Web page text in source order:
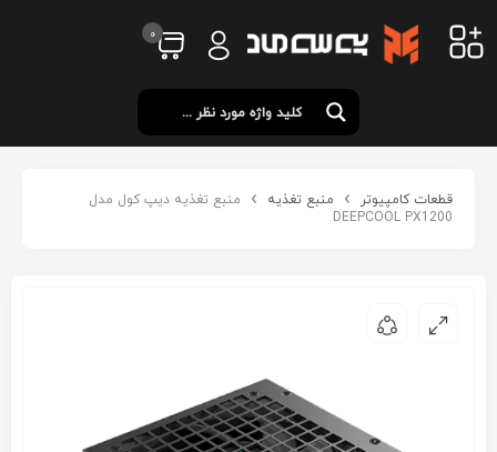
0
قطعات کامپیوتر منبع تغذیه
منبع تغذیه دیپ کول مدل
DEEPCOOL PX1200